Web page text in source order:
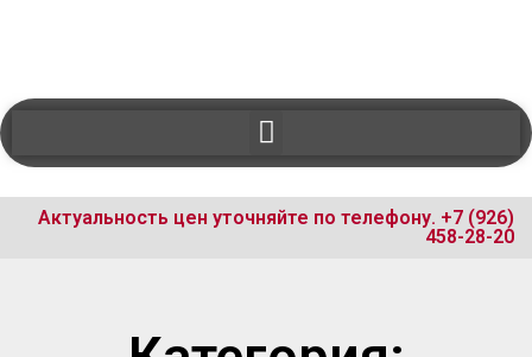
Актуальность цен уточняйте по телефону. +7 (926)
458-28-20